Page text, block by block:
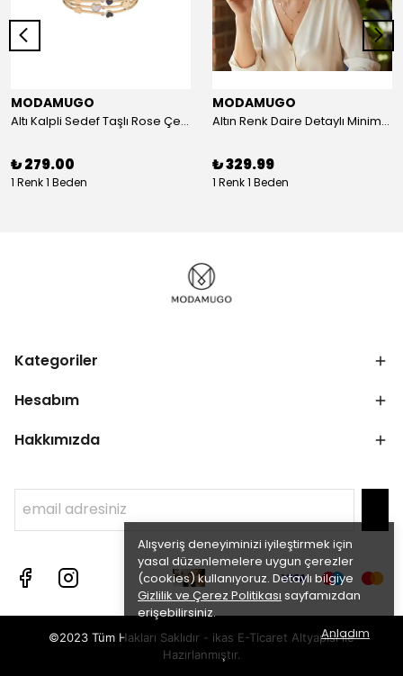
Alışveriş deneyiminizi iyileştirmek için
yasal düzenlemelere uygun çerezler
(cookies) kullanıyoruz. Detaylı bilgiye
Gizlilik ve Çerez Politikası sayfamızdan
erişebilirsiniz.
Anladım
MODAMUGO
Altı Kalpli Sedef Taşlı Rose Çelik Kelepçe Bileklik
₺ 279.00
1 Renk 1 Beden
MODAMUGO
Altın Renk Daire Detaylı Minimal Y Çelik Kolye
₺ 329.99
1 Renk 1 Beden
Kategoriler
Hesabım
Hakkımızda
©2023 Tüm Hakları Saklıdır - ikas E-Ticaret Altyapısı ile
Hazırlanmıştır.